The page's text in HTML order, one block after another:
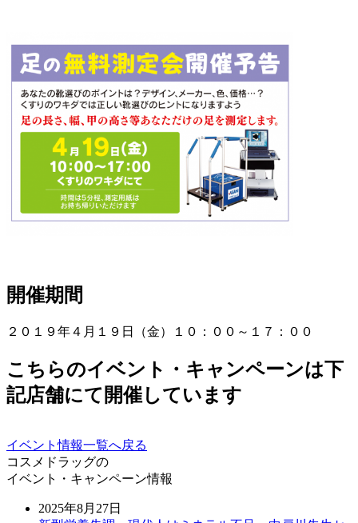
開催期間
２０１９年４月１９日（金）１０：００～１７：００
こちらのイベント・キャンペーンは下
記店舗にて開催しています
イベント情報一覧へ戻る
コスメドラッグの
イベント・キャンペーン情報
2025年8月27日